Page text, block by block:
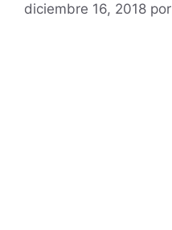
diciembre 16, 2018 por